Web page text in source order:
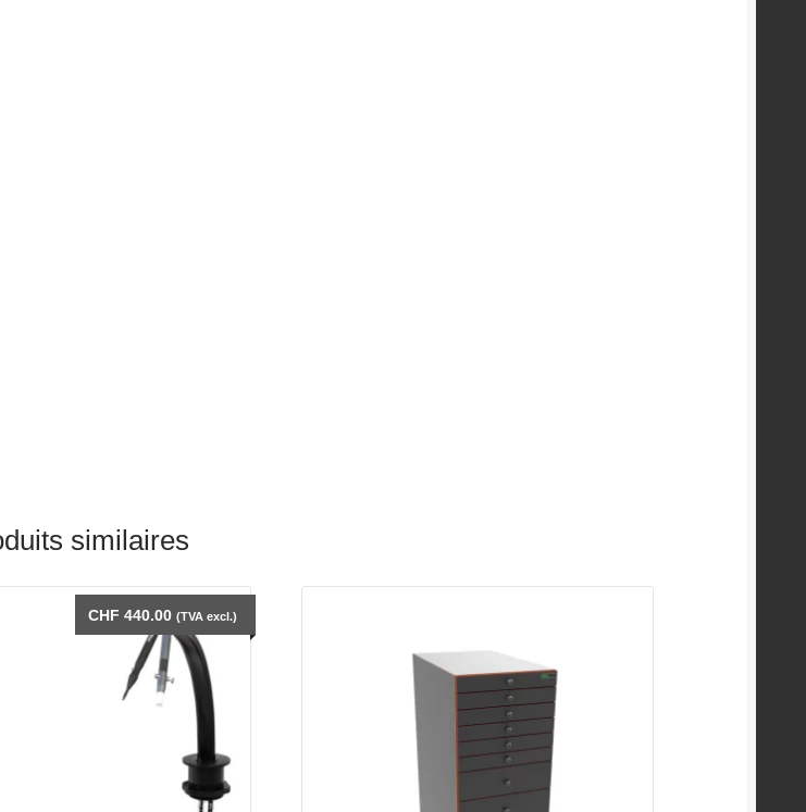
similaires
CHF 440.00 (TVA excl.)